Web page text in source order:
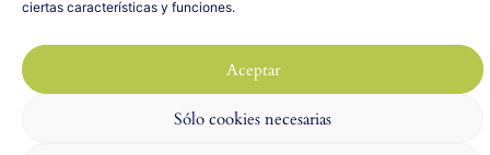
ciertas características y funciones.
Aceptar
Sólo cookies necesarias
Aviso Legal y Política de Privacidad
Política de Cookies
2023 SÁBILIS - Todos los derechos reservados
Diseño web realizado porILUMINA TU WEBcon 🤍